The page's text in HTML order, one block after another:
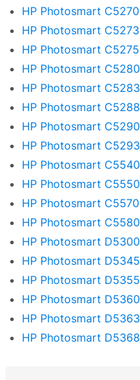
HP Photosmart C5270
HP Photosmart C5273
HP Photosmart C5275
HP Photosmart C5280
HP Photosmart C5283
HP Photosmart C5288
HP Photosmart C5290
HP Photosmart C5293
HP Photosmart C5540
HP Photosmart C5550
HP Photosmart C5570
HP Photosmart C5580
HP Photosmart D5300
HP Photosmart D5345
HP Photosmart D5355
HP Photosmart D5360
HP Photosmart D5363
HP Photosmart D5368